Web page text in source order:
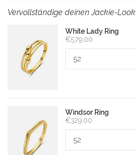
Vervollständige deinen Jackie-Look
White Lady Ring
€579,00
52
Windsor Ring
€329,00
52